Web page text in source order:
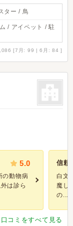
ター / 鳥
/ アイペット / 駐
[7月: 99 | 6月: 84 ]
5.0
の動物病
は診ら
信頼
白文
魔し
の...
口コミをすべて見る